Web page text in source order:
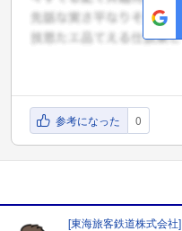
参考になった 0
[東海旅客鉄道株式会社]